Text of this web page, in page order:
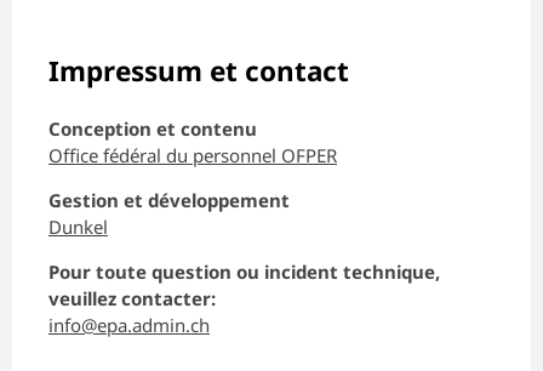
Attirer et retenir les collaboratrices et
collaborateurs
Assurer la relève et offrir des perspectives
Maintenir et transférer les connaissances
Encourager l’innovation et profiter du
numérique
Impressum et contact
Conception et contenu
Office fédéral du personnel OFPER
Gestion et développement
Dunkel
Pour toute question ou incident technique,
veuillez contacter:
info@epa.admin.ch